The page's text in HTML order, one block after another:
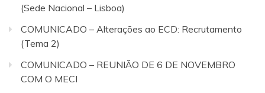
(Sede Nacional – Lisboa)
COMUNICADO – Alterações ao ECD: Recrutamento
(Tema 2)
COMUNICADO – REUNIÃO DE 6 DE NOVEMBRO
COM O MECI